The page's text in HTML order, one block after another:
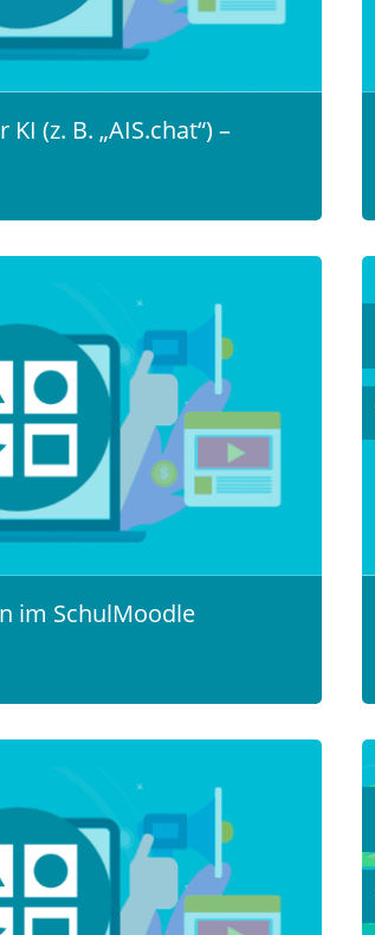
(z. B. „AIS.chat“) –
im SchulMoodle